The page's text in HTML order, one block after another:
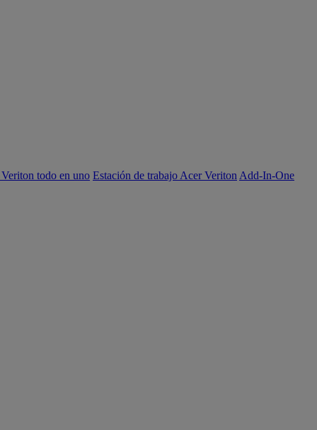
todo en uno Estación de trabajo Acer Veriton Add-In-One